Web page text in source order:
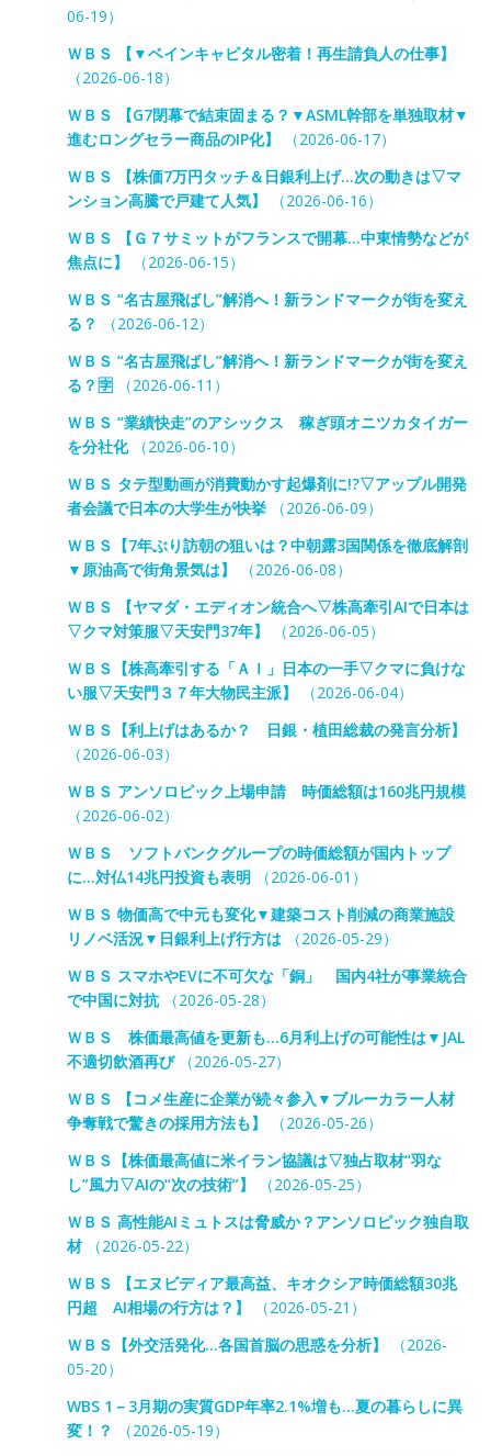
06-19）
ＷＢＳ 【▼ベインキャピタル密着！再生請負人の仕事】
（2026-06-18）
ＷＢＳ 【G7閉幕で結束固まる？▼ASML幹部を単独取材▼
進むロングセラー商品のIP化】
（2026-06-17）
ＷＢＳ 【株価7万円タッチ＆日銀利上げ…次の動きは▽マ
ンション高騰で戸建て人気】
（2026-06-16）
ＷＢＳ 【Ｇ７サミットがフランスで開幕…中東情勢などが
焦点に】
（2026-06-15）
ＷＢＳ “名古屋飛ばし”解消へ！新ランドマークが街を変え
る？
（2026-06-12）
ＷＢＳ “名古屋飛ばし”解消へ！新ランドマークが街を変え
る？🈑 （2026-06-11）
ＷＢＳ “業績快走”のアシックス 稼ぎ頭オニツカタイガー
を分社化（2026-06-10）
ＷＢＳ タテ型動画が消費動かす起爆剤に!?▽アップル開発
者会議で日本の大学生が快挙（2026-06-09）
ＷＢＳ【7年ぶり訪朝の狙いは？中朝露3国関係を徹底解剖
▼原油高で街角景気は】
（2026-06-08）
ＷＢＳ 【ヤマダ・エディオン統合へ▽株高牽引AIで日本は
▽クマ対策服▽天安門37年】
（2026-06-05）
ＷＢＳ【株高牽引する「ＡＩ」日本の一手▽クマに負けな
い服▽天安門３７年大物民主派】
（2026-06-04）
ＷＢＳ【利上げはあるか？ 日銀・植田総裁の発言分析】
（2026-06-03）
ＷＢＳ アンソロピック上場申請 時価総額は160兆円規模
（2026-06-02）
ＷＢＳ ソフトバンクグループの時価総額が国内トップ
に…対仏14兆円投資も表明 （2026-06-01）
ＷＢＳ 物価高で中元も変化▼建築コスト削減の商業施設
リノベ活況▼日銀利上げ行方は（2026-05-29）
ＷＢＳ スマホやEVに不可欠な「銅」 国内4社が事業統合
で中国に対抗（2026-05-28）
ＷＢＳ 株価最高値を更新も…6月利上げの可能性は▼JAL
不適切飲酒再び（2026-05-27）
ＷＢＳ 【コメ生産に企業が続々参入▼ブルーカラー人材
争奪戦で驚きの採用方法も】
（2026-05-26）
ＷＢＳ【株価最高値に米イラン協議は▽独占取材“羽な
し”風力▽AIの“次の技術”】
（2026-05-25）
ＷＢＳ 高性能AIミュトスは脅威か？アンソロピック独自取
材（2026-05-22）
ＷＢＳ 【エヌビディア最高益、キオクシア時価総額30兆
円超 AI相場の行方は？】
（2026-05-21）
ＷＢＳ【外交活発化…各国首脳の思惑を分析】
（2026-
05-20）
WBS 1－3月期の実質GDP年率2.1%増も…夏の暮らしに異
変！？
（2026-05-19）